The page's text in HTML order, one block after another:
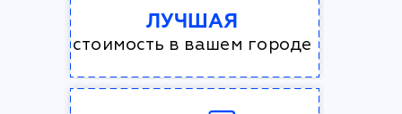
ЛУЧШАЯ
стоимость в вашем городе